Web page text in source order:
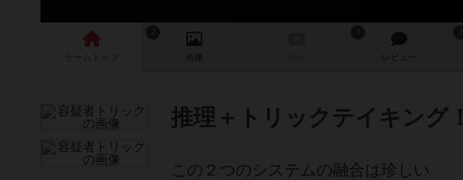
ゲーム 画像 レビュー
推理＋トリックテイキング！
この２つのシステムの融合は珍しい